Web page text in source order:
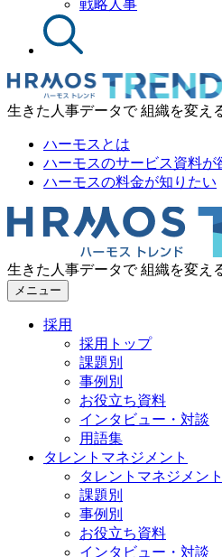
戦略人事
生きた人事データで 組織を変え
ハーモスとは
ハーモスのサービス資料が
ハーモスの料金が知りたい
生きた人事データで 組織を変え
メニュー
採用
採用トップ
課題別
事例別
お役立ち資料
インタビュー・対談
用語集
タレントマネジメント
タレントマネジメン
課題別
事例別
お役立ち資料
インタビュー・対談